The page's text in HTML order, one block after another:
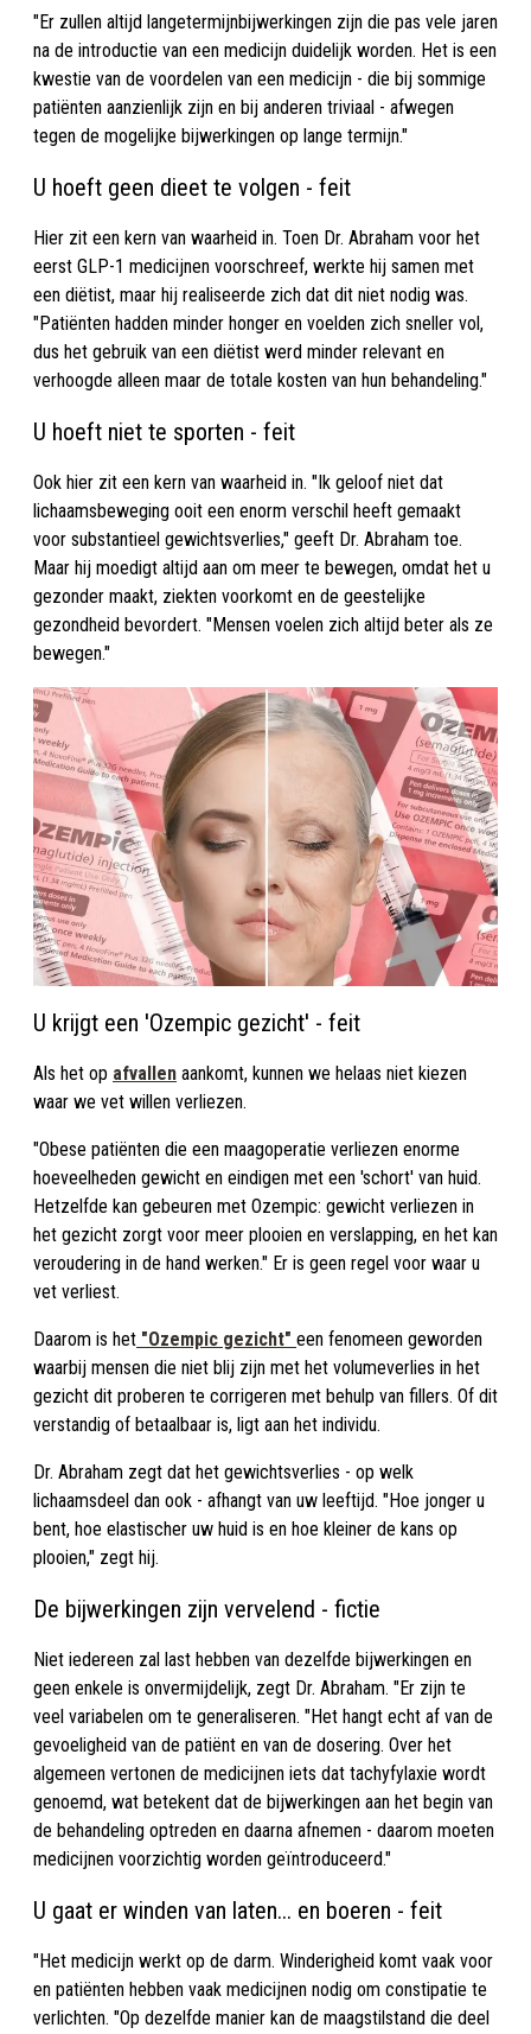
"Er zullen altijd langetermijnbijwerkingen zijn die pas vele jaren
na de introductie van een medicijn duidelijk worden. Het is een
kwestie van de voordelen van een medicijn - die bij sommige
patiënten aanzienlijk zijn en bij anderen triviaal - afwegen
tegen de mogelijke bijwerkingen op lange termijn."
U hoeft geen dieet te volgen - feit
Hier zit een kern van waarheid in. Toen Dr. Abraham voor het
eerst GLP-1 medicijnen voorschreef, werkte hij samen met
een diëtist, maar hij realiseerde zich dat dit niet nodig was.
"Patiënten hadden minder honger en voelden zich sneller vol,
dus het gebruik van een diëtist werd minder relevant en
verhoogde alleen maar de totale kosten van hun behandeling."
U hoeft niet te sporten - feit
Ook hier zit een kern van waarheid in. "Ik geloof niet dat
lichaamsbeweging ooit een enorm verschil heeft gemaakt
voor substantieel gewichtsverlies," geeft Dr. Abraham toe.
Maar hij moedigt altijd aan om meer te bewegen, omdat het u
gezonder maakt, ziekten voorkomt en de geestelijke
gezondheid bevordert. "Mensen voelen zich altijd beter als ze
bewegen."
U krijgt een 'Ozempic gezicht' - feit
Als het op afvallen aankomt, kunnen we helaas niet kiezen
waar we vet willen verliezen.
"Obese patiënten die een maagoperatie verliezen enorme
hoeveelheden gewicht en eindigen met een 'schort' van huid.
Hetzelfde kan gebeuren met Ozempic: gewicht verliezen in
het gezicht zorgt voor meer plooien en verslapping, en het kan
veroudering in de hand werken." Er is geen regel voor waar u
vet verliest.
Daarom is het "Ozempic gezicht" een fenomeen geworden
waarbij mensen die niet blij zijn met het volumeverlies in het
gezicht dit proberen te corrigeren met behulp van fillers. Of dit
verstandig of betaalbaar is, ligt aan het individu.
Dr. Abraham zegt dat het gewichtsverlies - op welk
lichaamsdeel dan ook - afhangt van uw leeftijd. "Hoe jonger u
bent, hoe elastischer uw huid is en hoe kleiner de kans op
plooien," zegt hij.
De bijwerkingen zijn vervelend - fictie
Niet iedereen zal last hebben van dezelfde bijwerkingen en
geen enkele is onvermijdelijk, zegt Dr. Abraham. "Er zijn te
veel variabelen om te generaliseren. "Het hangt echt af van de
gevoeligheid van de patiënt en van de dosering. Over het
algemeen vertonen de medicijnen iets dat tachyfylaxie wordt
genoemd, wat betekent dat de bijwerkingen aan het begin van
de behandeling optreden en daarna afnemen - daarom moeten
medicijnen voorzichtig worden geïntroduceerd."
U gaat er winden van laten... en boeren - feit
"Het medicijn werkt op de darm. Winderigheid komt vaak voor
en patiënten hebben vaak medicijnen nodig om constipatie te
verlichten. "Op dezelfde manier kan de maagstilstand die deel